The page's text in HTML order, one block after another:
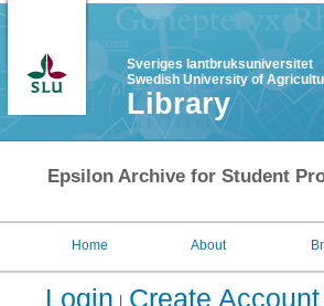
Sveriges lantbruksuniversitet
Swedish University of
Library
Epsilon Archive for Student
Home About
Login Create Account